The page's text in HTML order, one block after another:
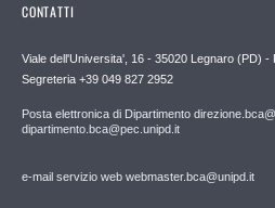
CONTATTI
Viale dell'Universita', 16 - 35020 Legnaro (PD) -
Segreteria +39 049 827 2952
Posta elettronica di Dipartimento
dipartimento.bca@pec.unipd.it
e-mail servizio web webmaster.bca@unipd.it